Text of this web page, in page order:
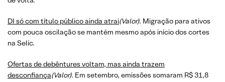
DI só com título público ainda atrai(Valor). Migração para ativos
com pouca oscilação se mantém mesmo após início dos cortes
na Selic.
Ofertas de debêntures voltam, mas ainda trazem
desconfiança(Valor). Em setembro, emissões somaram R$ 31,8